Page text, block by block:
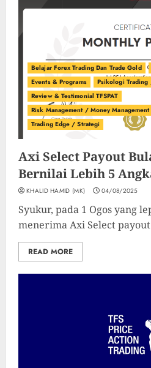
Belajar Forex Trading Dan Trade Gold
Events & Programs
Psikologi Trading
Review & Testimonial TFSPAT
Risk Management / Money Management
Trading Edge / Strategi
Axi Select Payout
Bernilai Lebih 5
KHALID HAMID (MK) 04/08/2025
Syukur, pada 1 Ogos yang
menerima Axi Select
READ MORE